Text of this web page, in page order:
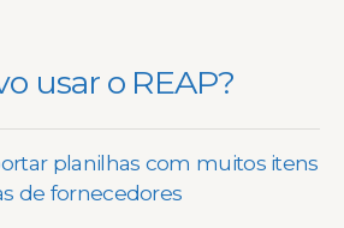
usar o REAP?
planilhas com muitos itens
de fornecedores